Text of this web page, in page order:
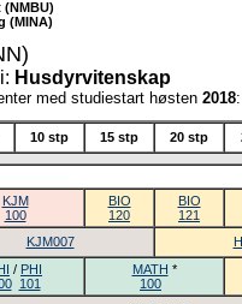
(MINA)
Husdyrvitenskap
med studiestart høsten 2018:
10 stp 15 stp 20 stp
KJM
100
BIO
120
BIO
121
KJM007
/ PHI
101
MATH *
100